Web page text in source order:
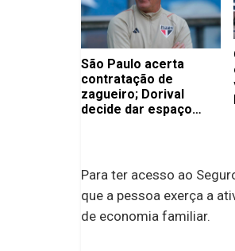
São Paulo acerta
contratação de
zagueiro; Dorival
decide dar espaço
Para ter acesso ao
que a pessoa exerça a
de economia familiar.